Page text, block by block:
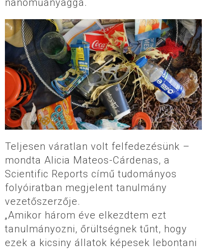
Teljesen váratlan volt felfedezésünk –
mondta Alicia Mateos-Cárdenas, a
Scientific Reports című tudományos
folyóiratban megjelent tanulmány
vezetőszerzője.
„Amikor három éve elkezdtem ezt
tanulmányozni, őrültségnek tűnt, hogy
ezek a kicsiny állatok képesek lebontani